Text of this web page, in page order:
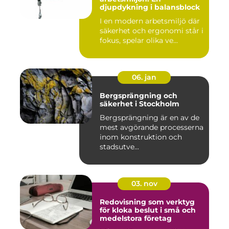
djupdykning i balansblock
I en modern arbetsmiljö där
säkerhet och ergonomi står i
fokus, spelar olika ve...
06. jan
Bergsprängning och
säkerhet i Stockholm
Bergsprängning är en av de
mest avgörande processerna
inom konstruktion och
stadsutve...
03. nov
Redovisning som verktyg
för kloka beslut i små och
medelstora företag